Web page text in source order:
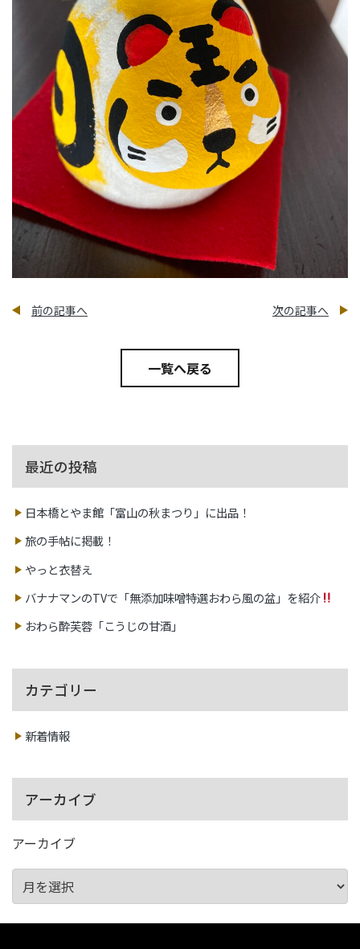
前の記事へ 次の記事へ
一覧へ戻る
最近の投稿
日本橋とやま館「富山の秋まつり」に出品！
旅の手帖に掲載！
やっと衣替え
バナナマンのTVで「無添加味噌特選おわら風の盆」を紹介
おわら酔芙蓉「こうじの甘酒」
カテゴリー
新着情報
アーカイブ
アーカイブ